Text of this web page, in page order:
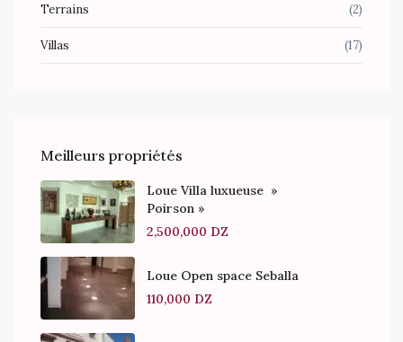
Terrains (2)
Villas (17)
Meilleurs propriétés
Loue Villa luxueuse »
Poirson »
2,500,000 DZ
Loue Open space Seballa
110,000 DZ